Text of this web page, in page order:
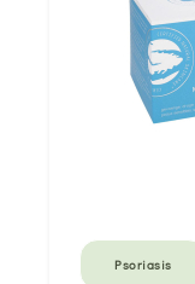
Psoriasis